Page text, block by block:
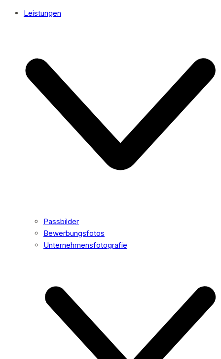
Leistungen
Passbilder
Bewerbungsfotos
Unternehmensfotografie